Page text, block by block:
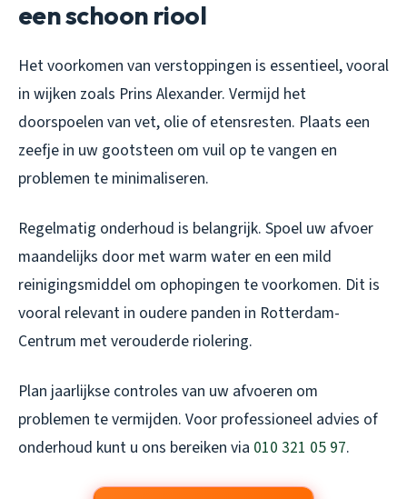
een schoon riool
Het voorkomen van verstoppingen is essentieel, vooral
in wijken zoals Prins Alexander. Vermijd het
doorspoelen van vet, olie of etensresten. Plaats een
zeefje in uw gootsteen om vuil op te vangen en
problemen te minimaliseren.
Regelmatig onderhoud is belangrijk. Spoel uw afvoer
maandelijks door met warm water en een mild
reinigingsmiddel om ophopingen te voorkomen. Dit is
vooral relevant in oudere panden in Rotterdam-
Centrum met verouderde riolering.
Plan jaarlijkse controles van uw afvoeren om
problemen te vermijden. Voor professioneel advies of
onderhoud kunt u ons bereiken via 010 321 05 97.